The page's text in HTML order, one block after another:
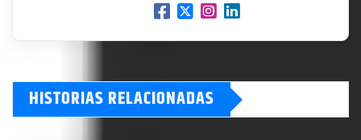
HISTORIAS RELACIONADAS